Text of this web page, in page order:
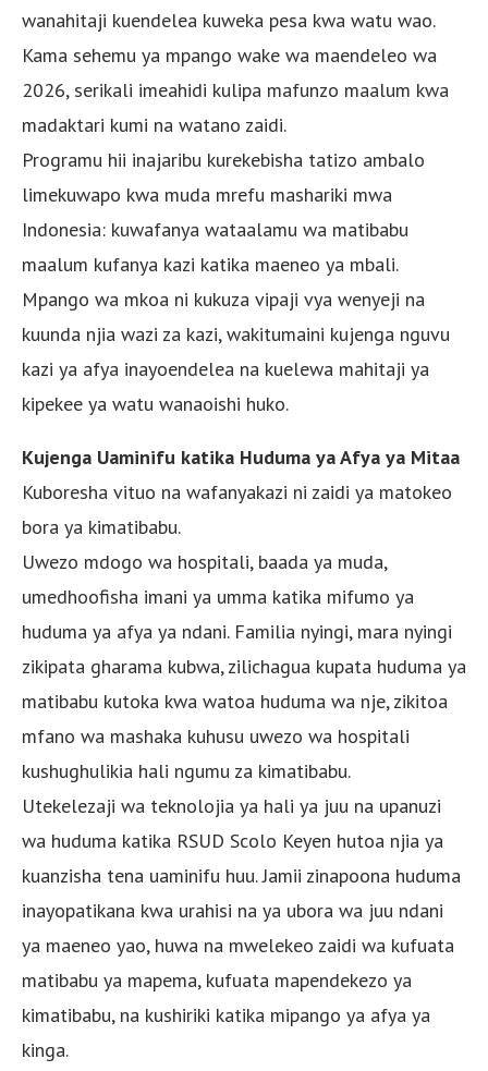
wanahitaji kuendelea kuweka pesa kwa watu wao.
Kama sehemu ya mpango wake wa maendeleo wa
2026, serikali imeahidi kulipa mafunzo maalum kwa
madaktari kumi na watano zaidi.
Programu hii inajaribu kurekebisha tatizo ambalo
limekuwapo kwa muda mrefu mashariki mwa
Indonesia: kuwafanya wataalamu wa matibabu
maalum kufanya kazi katika maeneo ya mbali.
Mpango wa mkoa ni kukuza vipaji vya wenyeji na
kuunda njia wazi za kazi, wakitumaini kujenga nguvu
kazi ya afya inayoendelea na kuelewa mahitaji ya
kipekee ya watu wanaoishi huko.
Kujenga Uaminifu katika Huduma ya Afya ya Mitaa
Kuboresha vituo na wafanyakazi ni zaidi ya matokeo
bora ya kimatibabu.
Uwezo mdogo wa hospitali, baada ya muda,
umedhoofisha imani ya umma katika mifumo ya
huduma ya afya ya ndani. Familia nyingi, mara nyingi
zikipata gharama kubwa, zilichagua kupata huduma ya
matibabu kutoka kwa watoa huduma wa nje, zikitoa
mfano wa mashaka kuhusu uwezo wa hospitali
kushughulikia hali ngumu za kimatibabu.
Utekelezaji wa teknolojia ya hali ya juu na upanuzi
wa huduma katika RSUD Scolo Keyen hutoa njia ya
kuanzisha tena uaminifu huu. Jamii zinapoona huduma
inayopatikana kwa urahisi na ya ubora wa juu ndani
ya maeneo yao, huwa na mwelekeo zaidi wa kufuata
matibabu ya mapema, kufuata mapendekezo ya
kimatibabu, na kushiriki katika mipango ya afya ya
kinga.